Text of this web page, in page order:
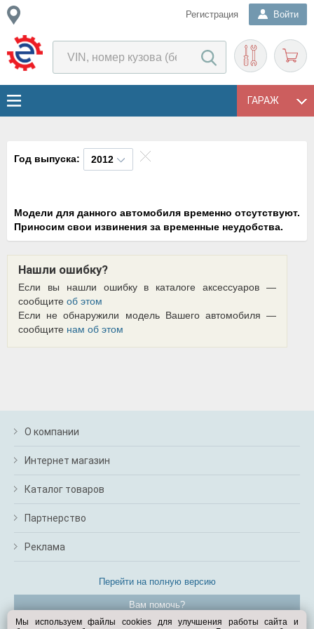
Регистрация Войти
ГАРАЖ
Год выпуска: 2012
Модели для данного автомобиля временно отсутствуют.
Приносим свои извинения за временные неудобства.
Нашли ошибку?
Если вы нашли ошибку в каталоге аксессуаров —
сообщите об этом
Если не обнаружили модель Вашего автомобиля —
сообщите нам об этом
О компании
Интернет магазин
Каталог товаров
Партнерство
Реклама
Перейти на полную версию
Вам помочь?
Мы используем файлы cookies для улучшения работы сайта и